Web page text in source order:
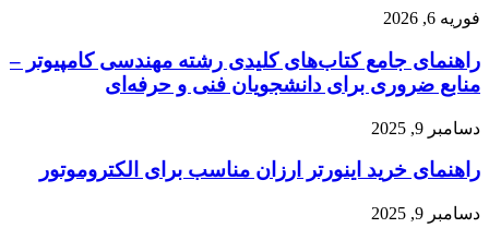
xeon
platinum
8470q
oem
راهنمای
کتاب‌های
کلیدی
رشته
مهندسی
کامپیوتر
منابع
ضروری
برای
فوریه 6, 2026
راهنمای جامع کتاب‌های کلیدی رشته مهندسی کامپیوتر –
منابع ضروری برای دانشجویان فنی و حرفه‌ای
راهنمای
اینورتر
مناسب
دسامبر 9, 2025
راهنمای خرید اینورتر ارزان مناسب برای الکتروموتور
بیشترین
دسامبر 9, 2025